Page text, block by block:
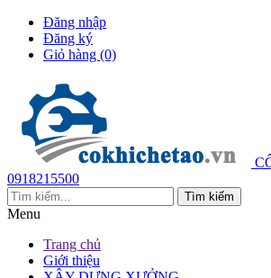
Đăng nhập
Đăng ký
Giỏ hàng (0)
0918215500
Menu
Trang chủ
Giới thiệu